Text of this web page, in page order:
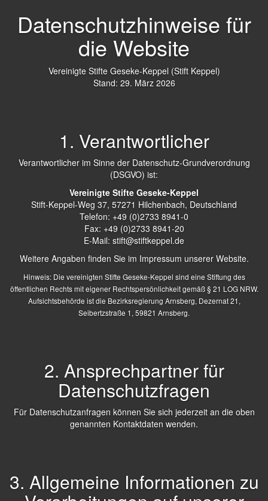
Datenschutzhinweise für
die Website
Vereinigte Stifte Geseke-Keppel (Stift Keppel)
Stand: 29. März 2026
1. Verantwortlicher
Verantwortlicher im Sinne der Datenschutz-Grundverordnung
(DSGVO) ist:
Vereinigte Stifte Geseke-Keppel
Stift-Keppel-Weg 37, 57271 Hilchenbach, Deutschland
Telefon: +49 (0)2733 8941-0
Fax: +49 (0)2733 8941-20
E-Mail: stift@stiftkeppel.de
Weitere Angaben finden Sie im Impressum unserer Website.
Hinweis: Die vereinigten Stifte Geseke-Keppel sind eine Stiftung des
öffentlichen Rechts mit eigener Rechtspersönlichkeit gemäß § 21 LOG NRW.
Aufsichtsbehörde ist die Bezirksregierung Arnsberg, Dezernat 21,
Seibertzstraße 1, 59821 Arnsberg.
2. Ansprechpartner für
Datenschutzfragen
Für Datenschutzanfragen können Sie sich jederzeit an die oben
genannten Kontaktdaten wenden.
3. Allgemeine Informationen zu